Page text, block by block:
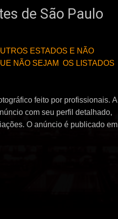
de São Paulo
ESTADOS E NÃO
NÃO SEJAM OS LISTADOS
feito por profissionais. A
com seu perfil detalhado,
O anúncio é publicado em